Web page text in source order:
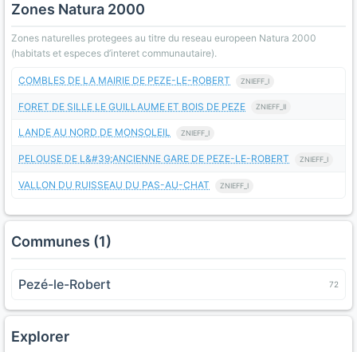
Zones Natura 2000
Zones naturelles protegees au titre du reseau europeen Natura 2000
(habitats et especes d’interet communautaire).
COMBLES DE LA MAIRIE DE PEZE-LE-ROBERT ZNIEFF_I
FORET DE SILLE LE GUILLAUME ET BOIS DE PEZE ZNIEFF_II
LANDE AU NORD DE MONSOLEIL ZNIEFF_I
PELOUSE DE L&#39;ANCIENNE GARE DE PEZE-LE-ROBERT ZNIEFF_I
VALLON DU RUISSEAU DU PAS-AU-CHAT ZNIEFF_I
Communes (1)
Pezé-le-Robert 72
Explorer